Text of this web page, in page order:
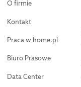
O firmie
Kontakt
Praca w home.pl
Biuro Prasowe
Data Center